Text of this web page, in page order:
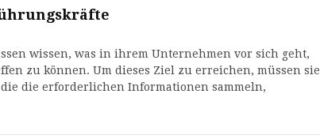
wissen, was in ihrem Unternehmen vor sich geht,
zu können. Um dieses Ziel zu erreichen, müssen sie
die erforderlichen Informationen sammeln,